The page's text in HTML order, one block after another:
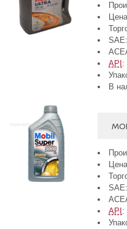
API :
В
API :